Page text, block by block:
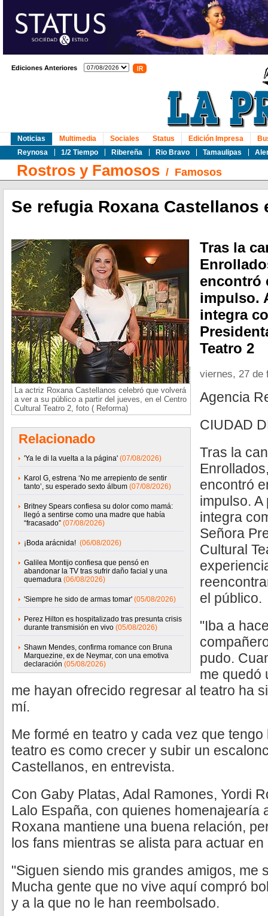
Ediciones Anteriores
Noticias
Reynosa
1/2 Tiempo Ribereña Rio Bravo Tamaulipas
Multimedia Sociales Status Edición Impresa
Rostros y Famosos / Famosos
Se refugia Roxana Castellanos
La actriz Roxana Castellanos celebró que volverá
a ver a su público a partir del jueves, en el Centro
Cultural Teatro 2, foto ( Reforma)
Relacionado
'Ya le di la vuelta a la página' (07/08/2026)
Karol G, estrena ‘No me arrepiento de sentir
tanto’, su esperado sexto álbum (07/08/2026)
Britney Spears confiesa su dolor como mamá:
llegó a sentirse como una madre que había
“fracasado” (07/08/2026)
¡Boda arácnida! (06/08/2026)
Galilea Montijo confiesa que pensó en
abandonar la TV tras sufrir daño facial y una
quemadura (06/08/2026)
'Siempre he sido de armas tomar' (05/08/2026)
Perez Hilton es hospitalizado tras presunta crisis
durante transmisión en vivo (05/08/2026)
Shawn Mendes, confirma romance con Bruna
Marquezine, ex de Neymar, con una emotiva
declaración (05/08/2026)
Tras la
encontró
impulso.
integra
Teatro 2
viernes, 27 de
Agencia
CIUDAD
Tras la
encontró
impulso.
integra
Señora
Cultural
el público.
"Iba a
pudo.
me quedó
me hayan ofrecido regresar al teatro ha
mí.
Me formé en teatro y cada vez que
teatro es como crecer y subir un
Castellanos, en entrevista.
Con Gaby Platas, Adal Ramones, Yordi
Lalo España, con quienes homenajearía
Roxana mantiene una buena relación,
los fans mientras se alista para actuar
"Siguen siendo mis grandes amigos, me
Mucha gente que no vive aquí compró
y a la que no le han reembolsado.